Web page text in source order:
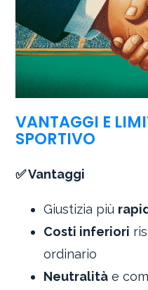
VANTAGGI E
SPORTIVO
✅ Vantaggi
Giustizia più
Costi inferiori
ordinario
Neutralità e